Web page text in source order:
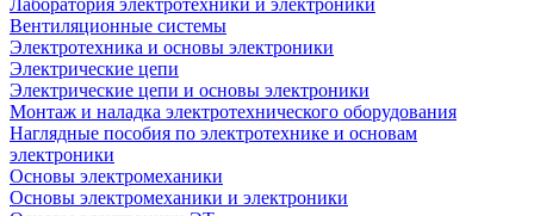
Лаборатория электротехники и электроники
Вентиляционные системы
Электротехника и основы электроники
Электрические цепи
Электрические цепи и основы электроники
Монтаж и наладка электротехнического оборудования
Наглядные пособия по электротехнике и основам
электроники
Основы электромеханики
Основы электромеханики и электроники